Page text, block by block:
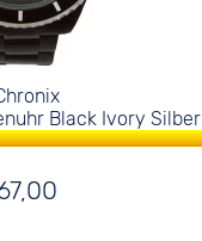
Black Ivory Silber